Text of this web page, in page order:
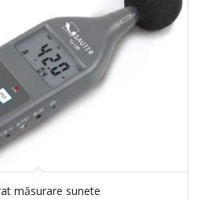
măsurare sunete